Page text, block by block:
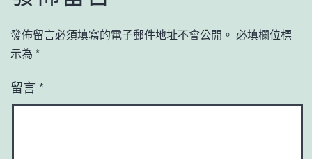
發佈留言必須填寫的電子郵件地址不會公開。 必填欄位標
示為 *
留言 *